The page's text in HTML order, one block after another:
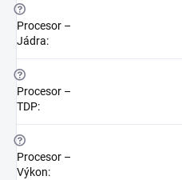
?
Procesor –
Jádra:
?
Procesor –
TDP:
?
Procesor –
Výkon: